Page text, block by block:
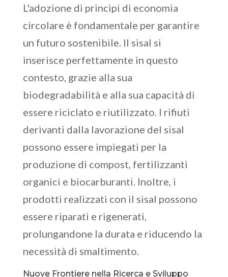
L'adozione di principi di economia
circolare è fondamentale per garantire
un futuro sostenibile. Il sisal si
inserisce perfettamente in questo
contesto, grazie alla sua
biodegradabilità e alla sua capacità di
essere riciclato e riutilizzato. I rifiuti
derivanti dalla lavorazione del sisal
possono essere impiegati per la
produzione di compost, fertilizzanti
organici e biocarburanti. Inoltre, i
prodotti realizzati con il sisal possono
essere riparati e rigenerati,
prolungandone la durata e riducendo la
necessità di smaltimento.
Nuove Frontiere nella Ricerca e Sviluppo